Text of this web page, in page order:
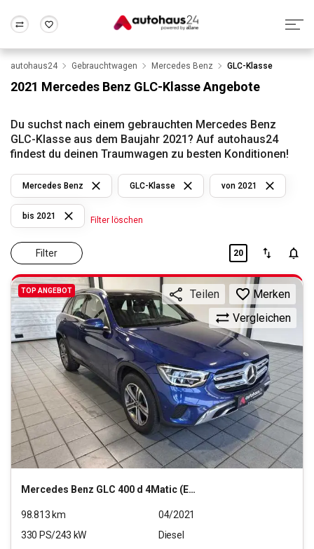
Wir bewerten dein Auto
Alle Fragen & Antworten
Rund um die Inzahlungnahme
Frankfurt Wuppertal
autohaus24 Gebrauchtwagen Mercedes Benz GLC-Klasse
2021 Mercedes Benz GLC-Klasse Angebote
Du suchst nach einem gebrauchten Mercedes Benz
GLC-Klasse aus dem Baujahr 2021? Auf autohaus24
findest du deinen Traumwagen zu besten Konditionen!
Filter
Mercedes Benz GLC-Klasse von 2021
bis 2021 Filter löschen
20
TOP ANGEBOT
Mercedes Benz GLC 400 d 4Matic (EURO 6d-TEMP)
Vergleichen
Teilen Merken
98.813 km
04/2021
330 PS/243 kW
Diesel